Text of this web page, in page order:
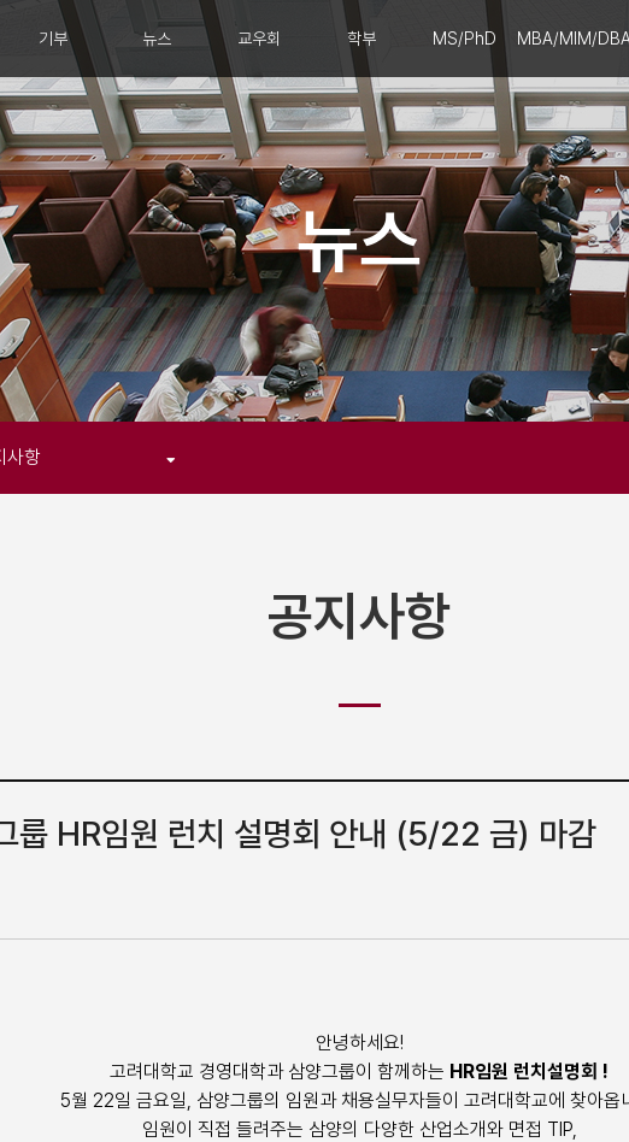
기부 뉴스 교우회 학부 MS/PhD MBA/MIM/DBA
뉴스
사항
공지사항
룹 HR임원 런치 설명회 안내 (5/22 금) 마감
안녕하세요!
고려대학교 경영대학과 삼양그룹이 함께하는 HR임원 런치설명회 !
5월 22일 금요일, 삼양그룹의 임원과 채용실무자들이 고려대학교에 찾아옵
임원이 직접 들려주는 삼양의 다양한 산업소개와 면접 TIP,